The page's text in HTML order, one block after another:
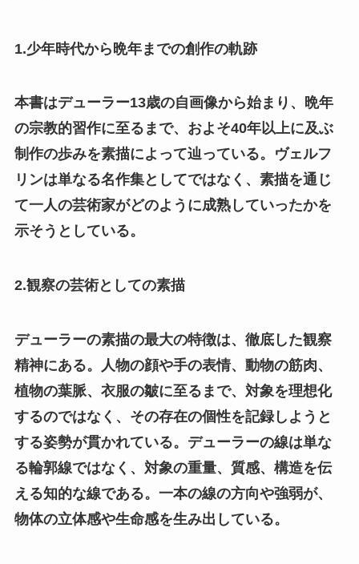
1.少年時代から晩年までの創作の軌跡
本書はデューラー13歳の自画像から始まり、晩年
の宗教的習作に至るまで、およそ40年以上に及ぶ
制作の歩みを素描によって辿っている。ヴェルフ
リンは単なる名作集としてではなく、素描を通じ
て一人の芸術家がどのように成熟していったかを
示そうとしている。
2.観察の芸術としての素描
デューラーの素描の最大の特徴は、徹底した観察
精神にある。人物の顔や手の表情、動物の筋肉、
植物の葉脈、衣服の皺に至るまで、対象を理想化
するのではなく、その存在の個性を記録しようと
する姿勢が貫かれている。デューラーの線は単な
る輪郭線ではなく、対象の重量、質感、構造を伝
える知的な線である。一本の線の方向や強弱が、
物体の立体感や生命感を生み出している。